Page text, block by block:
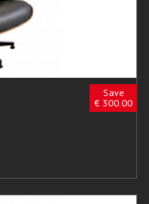
Save
€ 300.00